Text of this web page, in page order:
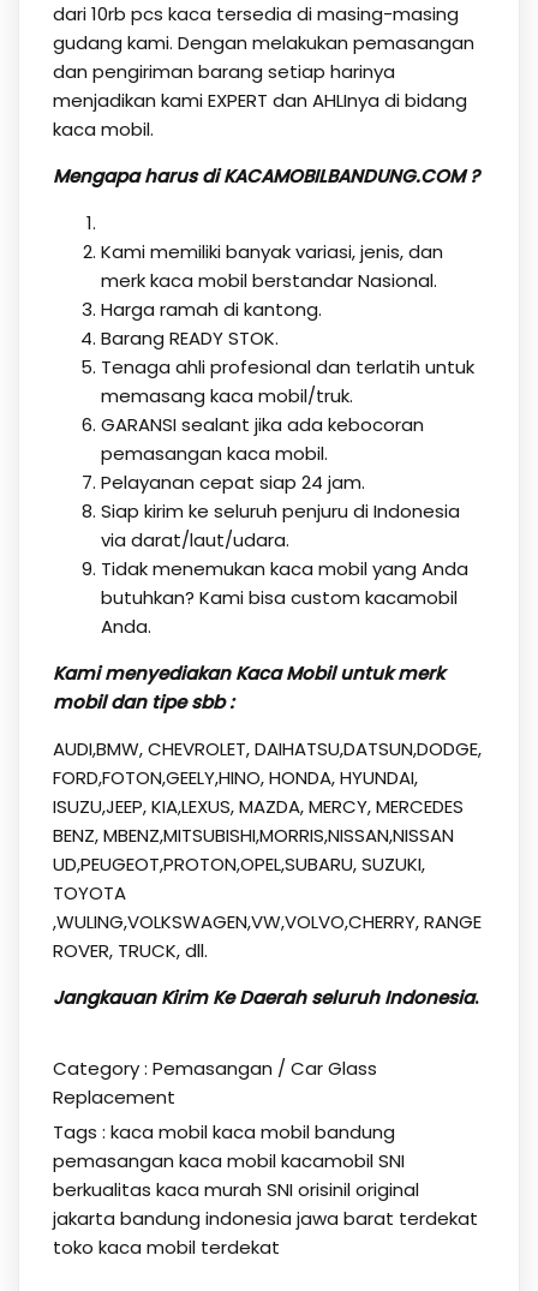
dari 10rb pcs kaca tersedia di masing-masing
gudang kami. Dengan melakukan pemasangan
dan pengiriman barang setiap harinya
menjadikan kami EXPERT dan AHLInya di bidang
kaca mobil.
Mengapa harus di KACAMOBILBANDUNG.COM ?
Kami memiliki banyak variasi, jenis, dan
merk kaca mobil berstandar Nasional.
Harga ramah di kantong.
Barang READY STOK.
Tenaga ahli profesional dan terlatih untuk
memasang kaca mobil/truk.
GARANSI sealant jika ada kebocoran
pemasangan kaca mobil.
Pelayanan cepat siap 24 jam.
Siap kirim ke seluruh penjuru di Indonesia
via darat/laut/udara.
Tidak menemukan kaca mobil yang Anda
butuhkan? Kami bisa custom kacamobil
Anda.
Kami menyediakan Kaca Mobil untuk merk
mobil dan tipe sbb :
AUDI,BMW, CHEVROLET, DAIHATSU,DATSUN,DODGE,
FORD,FOTON,GEELY,HINO, HONDA, HYUNDAI,
ISUZU,JEEP, KIA,LEXUS, MAZDA, MERCY, MERCEDES
BENZ, MBENZ,MITSUBISHI,MORRIS,NISSAN,NISSAN
UD,PEUGEOT,PROTON,OPEL,SUBARU, SUZUKI,
TOYOTA
,WULING,VOLKSWAGEN,VW,VOLVO,CHERRY, RANGE
ROVER, TRUCK, dll.
Jangkauan Kirim Ke Daerah seluruh Indonesia.
Category : Pemasangan / Car Glass
Replacement
Tags : kaca mobilkaca mobil bandung
pemasangan kaca mobil kacamobil SNI
berkualitas kaca murah SNI orisinil original
jakarta bandung indonesia jawa barat terdekat
toko kaca mobil terdekat